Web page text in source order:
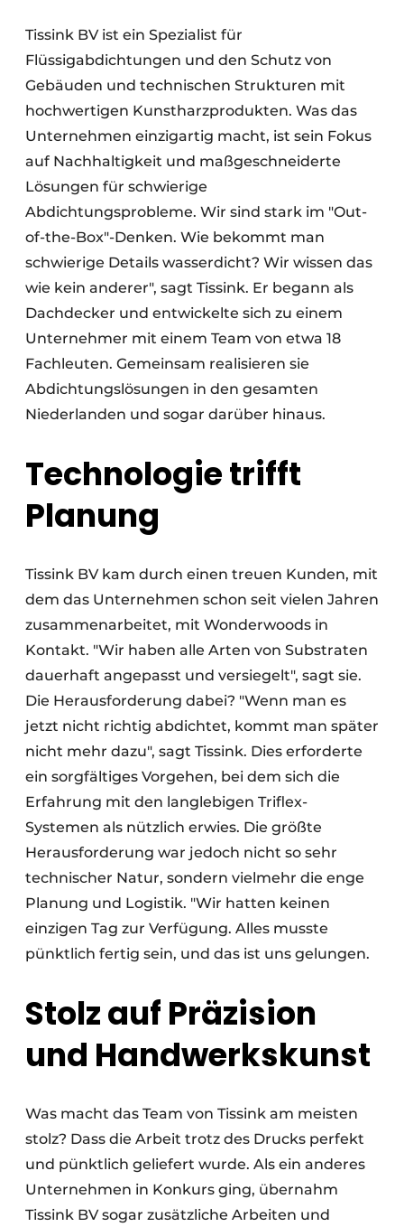
Tissink BV ist ein Spezialist für
Flüssigabdichtungen und den Schutz von
Gebäuden und technischen Strukturen mit
hochwertigen Kunstharzprodukten. Was das
Unternehmen einzigartig macht, ist sein Fokus
auf Nachhaltigkeit und maßgeschneiderte
Lösungen für schwierige
Abdichtungsprobleme. Wir sind stark im "Out-
of-the-Box"-Denken. Wie bekommt man
schwierige Details wasserdicht? Wir wissen das
wie kein anderer", sagt Tissink. Er begann als
Dachdecker und entwickelte sich zu einem
Unternehmer mit einem Team von etwa 18
Fachleuten. Gemeinsam realisieren sie
Abdichtungslösungen in den gesamten
Niederlanden und sogar darüber hinaus.
Technologie trifft
Planung
Tissink BV kam durch einen treuen Kunden, mit
dem das Unternehmen schon seit vielen Jahren
zusammenarbeitet, mit Wonderwoods in
Kontakt. "Wir haben alle Arten von Substraten
dauerhaft angepasst und versiegelt", sagt sie.
Die Herausforderung dabei? "Wenn man es
jetzt nicht richtig abdichtet, kommt man später
nicht mehr dazu", sagt Tissink. Dies erforderte
ein sorgfältiges Vorgehen, bei dem sich die
Erfahrung mit den langlebigen Triflex-
Systemen als nützlich erwies. Die größte
Herausforderung war jedoch nicht so sehr
technischer Natur, sondern vielmehr die enge
Planung und Logistik. "Wir hatten keinen
einzigen Tag zur Verfügung. Alles musste
pünktlich fertig sein, und das ist uns gelungen.
Stolz auf Präzision
und Handwerkskunst
Was macht das Team von Tissink am meisten
stolz? Dass die Arbeit trotz des Drucks perfekt
und pünktlich geliefert wurde. Als ein anderes
Unternehmen in Konkurs ging, übernahm
Tissink BV sogar zusätzliche Arbeiten und